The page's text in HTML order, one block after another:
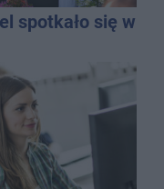
spotkało się w